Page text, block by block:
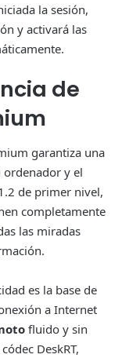
la sesión,
y activará las
de
garantiza una
ordenador y el
de primer nivel,
completamente
las miradas
es la base de
a Internet
fluido y sin
DeskRT,